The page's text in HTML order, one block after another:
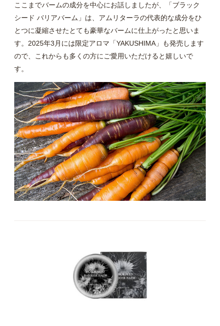
ここまでバームの成分を中心にお話しましたが、「ブラック
シード バリアバーム」は、アムリターラの代表的な成分をひ
とつに凝縮させたとても豪華なバームに仕上がったと思いま
す。2025年3月には限定アロマ「YAKUSHIMA」も発売します
ので、これからも多くの方にご愛用いただけると嬉しいで
す。